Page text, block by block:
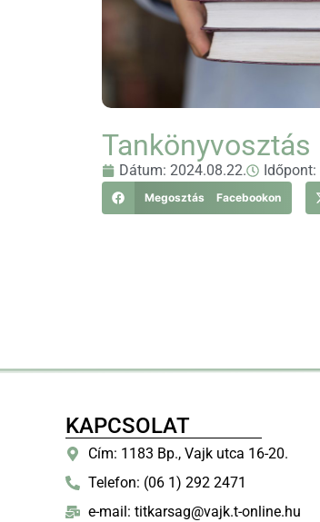
Tankönyvosztás
Dátum: 2024.08.22. Időpont:
Megosztás Facebookon
KAPCSOLAT
Cím: 1183 Bp., Vajk utca 16-20.
Telefon: (06 1) 292 2471
e-mail: titkarsag@vajk.t-online.hu